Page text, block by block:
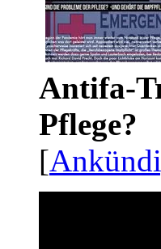
Antifa-
Pflege?
[